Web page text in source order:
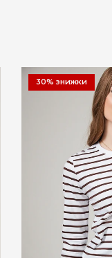
30% знижки